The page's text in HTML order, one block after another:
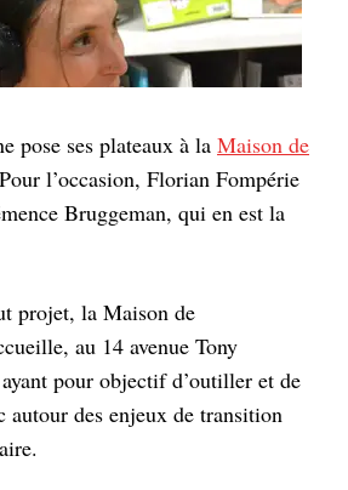
pose ses plateaux à la Maison de
l’occasion, Florian Fompérie
Bruggeman, qui en est la
projet, la Maison de
au 14 avenue Tony
pour objectif d’outiller et de
autour des enjeux de transition